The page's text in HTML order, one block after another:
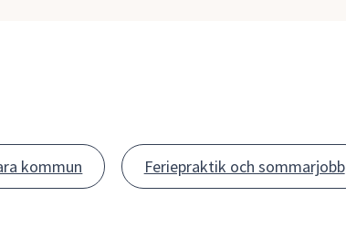
kommun Feriepraktik och sommarjobb